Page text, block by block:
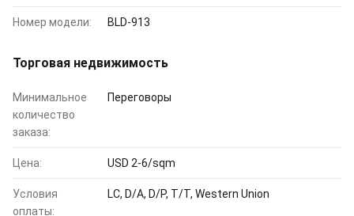
Номер модели: BLD-913
Торговая недвижимость
Минимальное
количество
заказа:
Переговоры
Цена: USD 2-6/sqm
Условия
оплаты:
LC, D/A, D/P, T/T, Western Union